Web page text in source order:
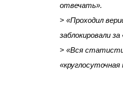
отвечать».
> «Проходил
заблокировали
> «Вся